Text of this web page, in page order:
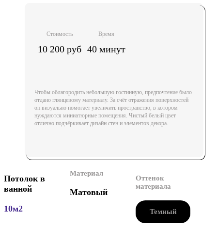
Стоимость Время
10 200 руб 40 минут
Чтобы облагородить небольшую гостинную, предпочтение было
отдано глянцевому материалу. За счёт отражения поверхностей
он визуально помогает увеличить пространство, в котором
нуждаются миниатюрные помещения. Чистый белый цвет
отлично подчёркивает дизайн стен и элементов декора.
Потолок в
ванной
10м2
Материал
Матовый
Оттенок
материала
Темный